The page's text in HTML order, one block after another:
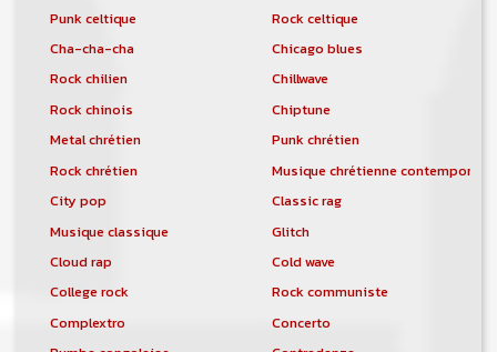
Punk celtique
Rock celtique
Cha-cha-cha
Chicago blues
Rock chilien
Chillwave
Rock chinois
Chiptune
Metal chrétien
Punk chrétien
Rock chrétien
Musique chrétienne
City pop
Classic rag
Musique classique
Glitch
Cloud rap
Cold wave
College rock
Rock communiste
Complextro
Concerto